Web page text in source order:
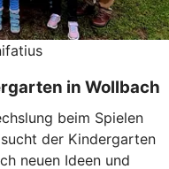
in Wollbach
beim Spielen
der Kindergarten
neuen Ideen und